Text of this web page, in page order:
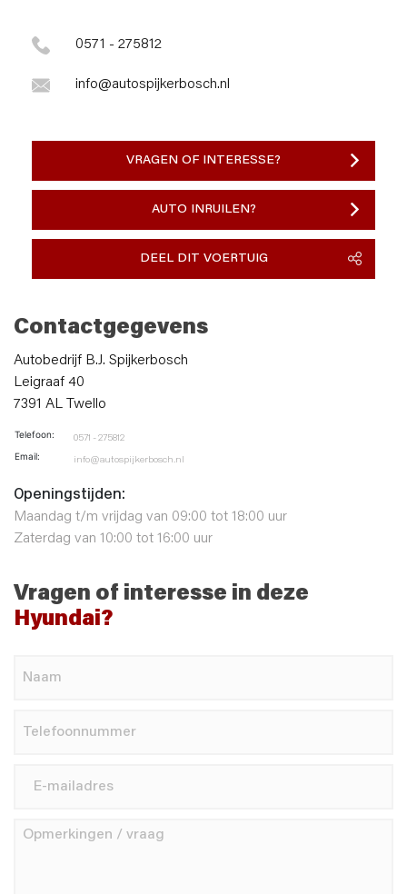
0571 - 275812
info@autospijkerbosch.nl
VRAGEN OF INTERESSE?
AUTO INRUILEN?
DEEL DIT VOERTUIG
Contactgegevens
Autobedrijf B.J. Spijkerbosch
Leigraaf 40
7391 AL Twello
Telefoon: 0571 - 275812
Email: info@autospijkerbosch.nl
Openingstijden:
Maandag t/m vrijdag van 09:00 tot 18:00 uur
Zaterdag van 10:00 tot 16:00 uur
Vragen of interesse in deze
Hyundai?